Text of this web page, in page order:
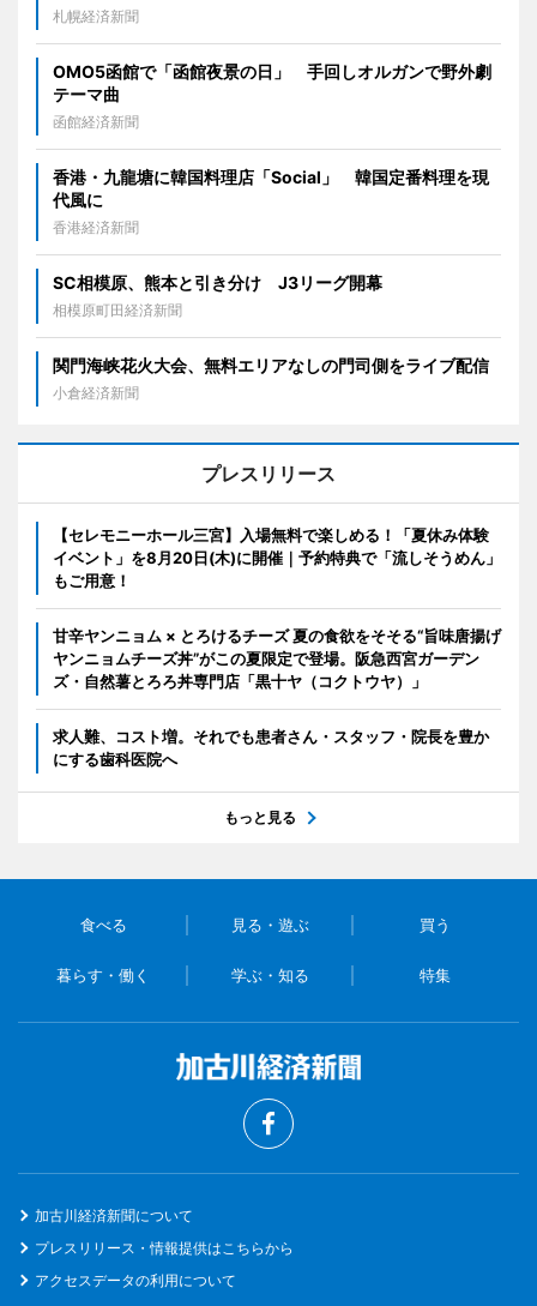
札幌経済新聞
OMO5函館で「函館夜景の日」 手回しオルガンで野外劇
テーマ曲
函館経済新聞
香港・九龍塘に韓国料理店「Social」 韓国定番料理を現
代風に
香港経済新聞
SC相模原、熊本と引き分け J3リーグ開幕
相模原町田経済新聞
関門海峡花火大会、無料エリアなしの門司側をライブ配信
小倉経済新聞
プレスリリース
【セレモニーホール三宮】入場無料で楽しめる！「夏休み体験
イベント」を8月20日(木)に開催｜予約特典で「流しそうめん」
もご用意！
甘辛ヤンニョム × とろけるチーズ 夏の食欲をそそる“旨味唐揚げ
ヤンニョムチーズ丼”がこの夏限定で登場。阪急西宮ガーデン
ズ・自然薯とろろ丼専門店「黒十ヤ（コクトウヤ）」
求人難、コスト増。それでも患者さん・スタッフ・院長を豊か
にする歯科医院へ
もっと見る
食べる 見る・遊ぶ 買う
暮らす・働く 学ぶ・知る 特集
加古川経済新聞について
プレスリリース・情報提供はこちらから
アクセスデータの利用について